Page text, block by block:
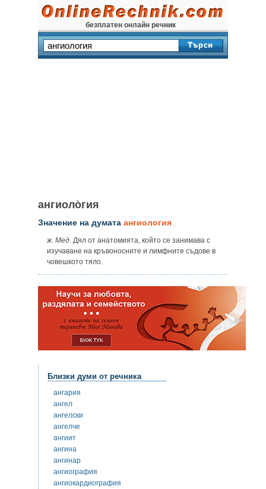
безплатен онлайн речник
ангиоло̀гия
Значение на думата ангиология
ж. Мед. Дял от анатомията, който се занимава с
изучаване на кръвоносните и лимфните съдове в
човешкото тяло.
Близки думи от речника
ангария
ангел
ангелски
ангелче
ангиит
ангина
ангинар
ангиография
ангиокардиография